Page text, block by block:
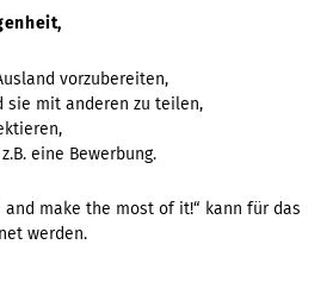
vorzubereiten,
sie mit anderen zu teilen,
eine Bewerbung.
make the most of it!“ kann für das
werden.